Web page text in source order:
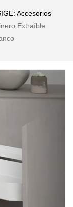
Accesorios
Extraíble